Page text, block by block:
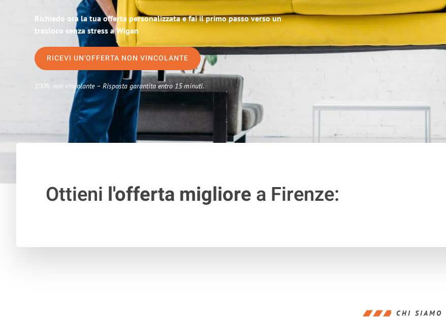
Richiedo ora la tua offerta personalizzata e fai il primo passo verso un
trasloco senza stress a Wigan
RICEVI UN'OFFERTA NON VINCOLANTE
100% non vincolante – Risposta garantita entro 15 minuti.
Ottieni l'offerta migliorea Firenze:
CHI SIAMO